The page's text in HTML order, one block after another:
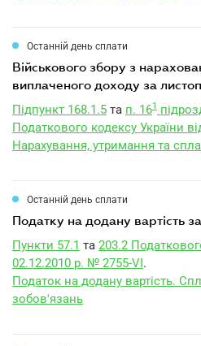
Останній день сплати
військового збору з нарахованого, але не
виплаченого доходу за
Підпункт 168.1.5 та п. 161
Податкового кодексу України
Нарахування, утримання та
Останній день сплати
податку на додану вартість
Пункти 57.1 та 203.2
02.12.2010 р. № 2755-VI.
Податок на додану вартість.
зобов'язань